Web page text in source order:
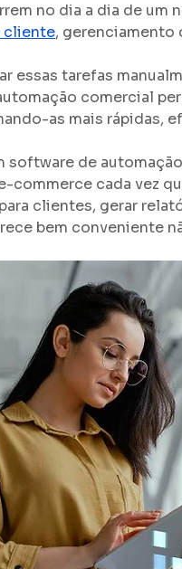
no dia a dia de um
cliente, gerenciamento
essas tarefas
comercial
as mais rápidas,
software de
commerce cada vez
clientes, gerar
bem conveniente